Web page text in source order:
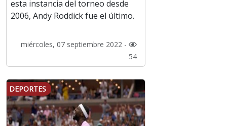
esta instancia del torneo desde
2006, Andy Roddick fue el último.
miércoles, 07 septiembre 2022 -
54
DEPORTES